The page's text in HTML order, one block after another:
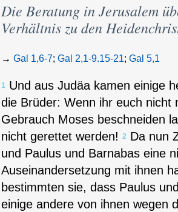
Die Beratung in Jerusalem
Verhältnis zu den
→Gal 1,6-7;Gal 2,1-9.15-21;Gal 5,1
1 Und aus Judäa kamen einige
die Brüder: Wenn ihr euch nicht
Gebrauch Moses beschneiden
nicht gerettet werden! 2 Da nun
und Paulus und Barnabas eine
Auseinandersetzung mit ihnen
bestimmten sie, dass Paulus
einige andere von ihnen wegen